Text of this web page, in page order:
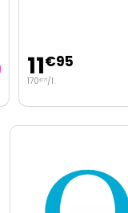
11€95
170€71/l.